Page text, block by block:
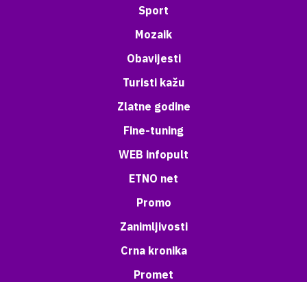
Sport
Mozaik
Obavijesti
Turisti kažu
Zlatne godine
Fine-tuning
WEB infopult
ETNO net
Promo
Zanimljivosti
Crna kronika
Promet